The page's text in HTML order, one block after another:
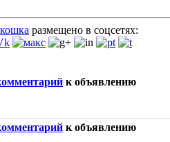
размещено в соцсетях:
к объявлению
к объявлению